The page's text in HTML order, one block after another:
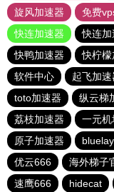
旋风加速器
免费
快连加速器
快连加
快鸭加速器
快柠檬
软件中心
起飞加速
toto加速器
纵云梯
荔枝加速器
一元机
原子加速器
优云666
海外梯子
速鹰666
hidecat